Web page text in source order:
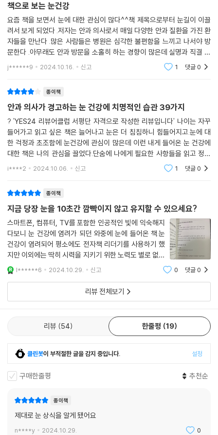
36
X 안과 수술은 큰 병원에서 진행한다
O 입소문이나 제3자의 평가가 좋은 의사에게 수술을 받는다
37
X 수술은 모두 안과 의사에게 맡긴다
38
X 개인의 판단에 따라 제네릭 안약을 사용한다
O 제네릭 안약을 사용했다면 의사에게 알린다
39
O 나라마다 안과 실정이 다르므로 일본 안과와 다른 관점으로 바라보는 시
책으로 보는 눈건강
요즘 책을 보면서 눈에 대한 관심이 많다^^책 제목으로부터 눈길이 이끌
려서 보게 되었다 .저자는 안과 의사로서 매일 다양한 안과 질환을 가진 환
자들을 만난다 .많은 사람들은 병원은 심각한 불편함을 느끼고 나서야 방
문한다 .아무래도 안과 방문을 소홀히 하는 경향이 많은데 실명과 직결 될
수 있는 안과 질환에도 환자가 드디어 노안이 시작 되 었 구 나 하면서 방치
해두어서 진료
j******9 2024.10.16. 신고 1 댓글0
종이책
안과 의사가 경고하는 눈 건강에 치명적인 습관 39가지
? 'YES24 리뷰어클럽 서평단 자격으로 작성한 리뷰입니다' 나이는 자꾸
들어가고 읽고 싶은 책은 늘어나고 눈은 더 침침하니 힘들어지고.눈에 대
한 걱정과 초조함에 눈건강에 관심이 많은데 이런 내게 들어온 눈 건강에
대한 책은 나의 관심을 끌었다.단숨에 나에게 필요한 사항들을 읽고 정리
했다. 저자가 소개한 '가보르 아이' 운동도 당장 실천중.나에게 해당하는 잘
i****2 2024.10.06. 신고 1 댓글0
종이책
지금 당장 눈을 10초간 깜빡이지 않고 유지할 수 있으세요?
스마트폰, 컴퓨터, TV를 포함한 인공적인 빛에 익숙해지
다보니 눈 건강에 염려가 되던 와중에 눈에 들어온 책.눈
건강이 염려되어 평소에도 전자책 리더기를 사용하기 했
지만 이외에는 딱히 시력을 지키기 위한 노력도 별로 없었
고 눈 건강에 대한 지식도 전무해서 흥미가 갔다.내가 느
끼는 일본책의 특징은 굉장히 읽기 쉽고 문체가 딱딱하지
않다는 점인데 이 책도 마찬가지로 의학적인
l******6 2024.10.29. 신고 0 댓글0
리뷰 전체보기
리뷰 54 한줄평 19
클린봇이 부적절한 글을 감지 중입니다. 설정
구매한줄평 추천순
종이책
제대로 눈 상식을 알게 됐어요
n****y 2024.10.29. 0